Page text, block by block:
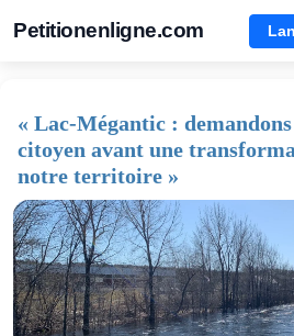
Petitionenligne.com
« Lac-Mégantic :
citoyen avant une
notre territoire »